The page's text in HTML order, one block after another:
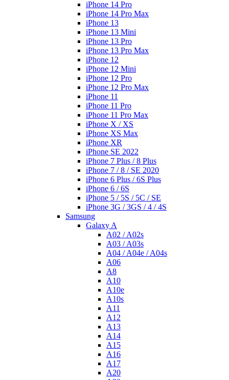
iPhone 14 Pro
iPhone 14 Pro Max
iPhone 13
iPhone 13 Mini
iPhone 13 Pro
iPhone 13 Pro Max
iPhone 12
iPhone 12 Mini
iPhone 12 Pro
iPhone 12 Pro Max
iPhone 11
iPhone 11 Pro
iPhone 11 Pro Max
iPhone X / XS
iPhone XS Max
iPhone XR
iPhone SE 2022
iPhone 7 Plus / 8 Plus
iPhone 7 / 8 / SE 2020
iPhone 6 Plus / 6S Plus
iPhone 6 / 6S
iPhone 5 / 5S / 5C / SE
iPhone 3G / 3GS / 4 / 4S
Samsung
Galaxy A
A02 / A02s
A03 / A03s
A04 / A04e / A04s
A06
A8
A10
A10e
A10s
A11
A12
A13
A14
A15
A16
A17
A20